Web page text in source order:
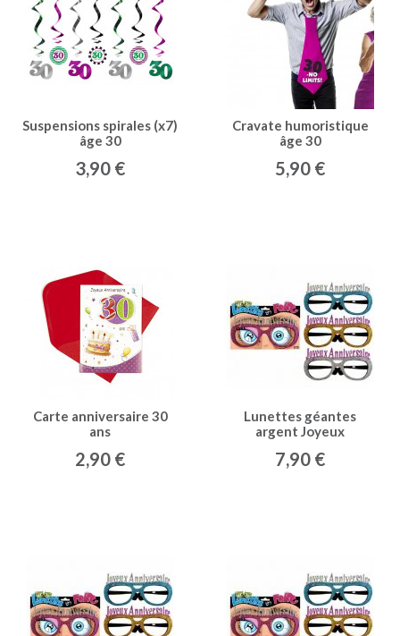
Suspensions spirales (x7)
âge 30
3,90 €
Cravate humoristique
âge 30
5,90 €
Carte anniversaire 30
ans
2,90 €
Lunettes géantes
argent Joyeux
7,90 €